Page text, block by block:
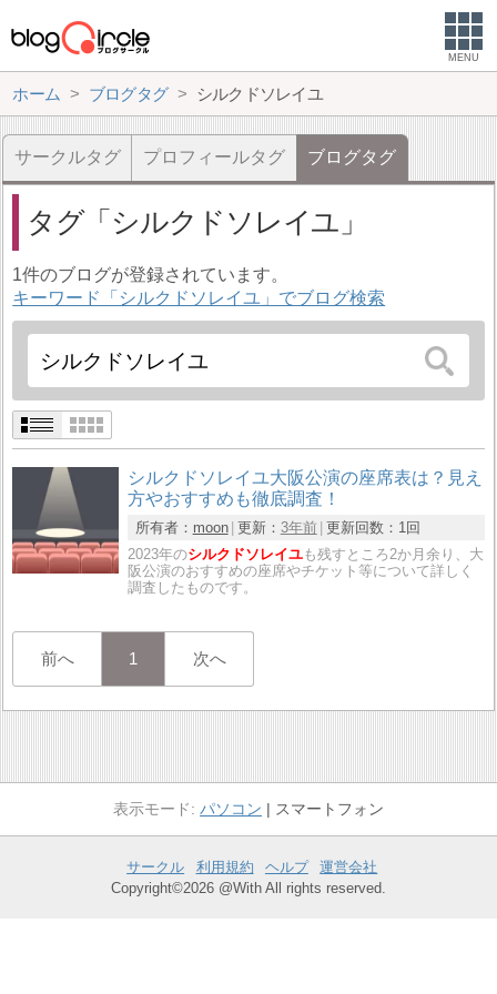
MENU
ホーム ブログタグ シルクドソレイユ
サークルタグ プロフィールタグ ブログタグ
タグ シルクドソレイユ
1件のブログが登録されています。
キーワード「シルクドソレイユ」でブログ検索
シルクドソレイユ大阪公演の座席表は？見え
方やおすすめも徹底調査！
所有者： moon 更新： 3年前 更新回数： 1回
2023年のシルクドソレイユも残すところ2か月余り、大
阪公演のおすすめの座席やチケット等について詳しく
調査したものです。
前へ 1 次へ
パソコン スマートフォン
サークル 利用規約 ヘルプ
運営会社
Copyright©2026 @With All rights reserved.